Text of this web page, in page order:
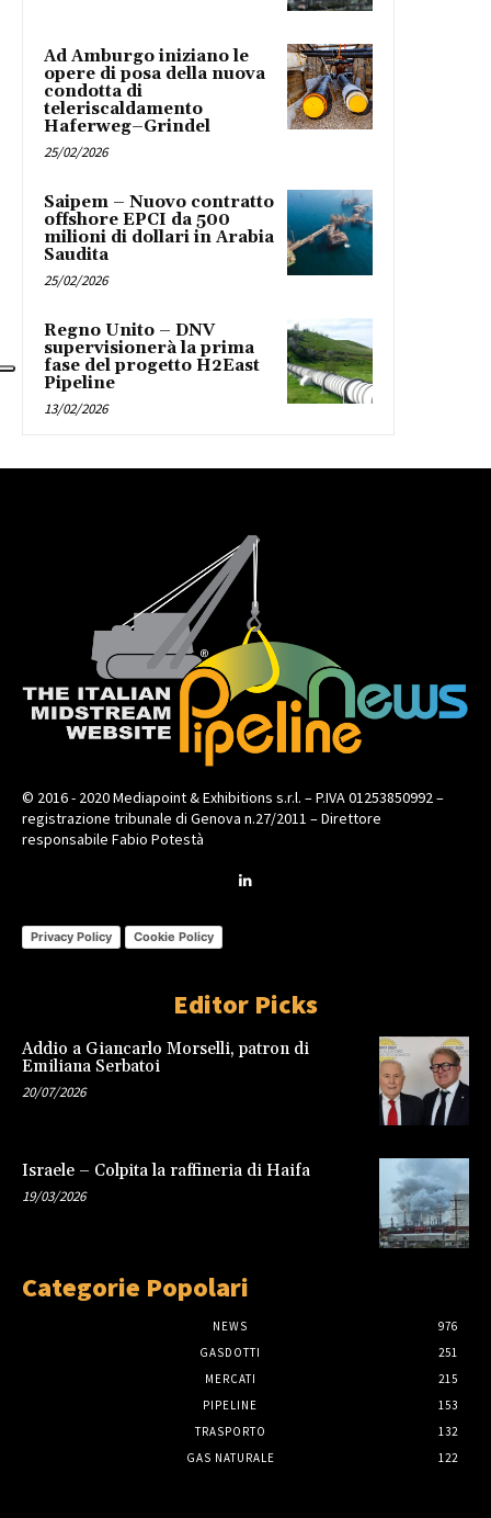
Ad Amburgo iniziano le
opere di posa della nuova
condotta di
teleriscaldamento
Haferweg–Grindel
25/02/2026
Saipem – Nuovo contratto
offshore EPCI da 500
milioni di dollari in Arabia
Saudita
25/02/2026
Regno Unito – DNV
supervisionerà la prima
fase del progetto H2East
Pipeline
13/02/2026
© 2016 - 2020 Mediapoint & Exhibitions s.r.l. – P.IVA 01253850992 –
registrazione tribunale di Genova n.27/2011 – Direttore
responsabile Fabio Potestà
Privacy Policy Cookie Policy
Editor Picks
Addio a Giancarlo Morselli, patron di
Emiliana Serbatoi
20/07/2026
Israele – Colpita la raffineria di Haifa
19/03/2026
Categorie Popolari
NEWS
976
GASDOTTI
251
MERCATI
215
PIPELINE
153
TRASPORTO
132
GAS NATURALE
122